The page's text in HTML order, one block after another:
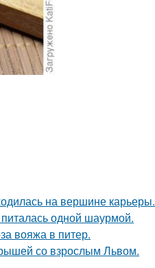
на вершине карьеры.
одной шаурмой.
вояжа в питер.
со взрослым Львом.